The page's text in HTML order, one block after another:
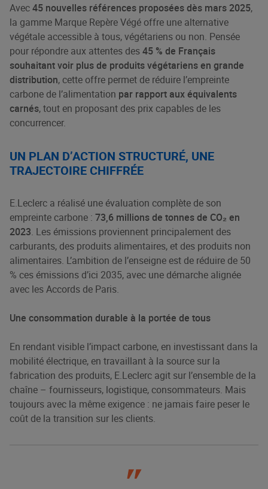
Avec45 nouvelles références proposées dès mars 2025,
la gamme Marque Repère Végé offre une alternative
végétale accessible à tous, végétariens ou non. Pensée
pour répondre aux attentes des45 % de Français
souhaitant voir plus de produits végétariens en grande
distribution, cette offre permet de réduire l’empreinte
carbone de l’alimentation par rapport aux équivalents
carnés, tout en proposant des prix capables de les
concurrencer.
UN PLAN D’ACTION STRUCTURÉ, UNE
TRAJECTOIRE CHIFFRÉE
E.Leclerc a réalisé une évaluation complète de son
empreinte carbone : 73,6 millions de tonnes de CO₂ en
2023. Les émissions proviennent principalement des
carburants, des produits alimentaires, et des produits non
alimentaires. L’ambition de l’enseigne est de réduire de 50
% ces émissions d’ici 2035, avec une démarche alignée
avec les Accords de Paris.
Une consommation durable à la portée de tous
En rendant visible l’impact carbone, en investissant dans la
mobilité électrique, en travaillant à la source sur la
fabrication des produits, E.Leclerc agit sur l’ensemble de la
chaîne – fournisseurs, logistique, consommateurs. Mais
toujours avec la même exigence : ne jamais faire peser le
coût de la transition sur les clients.